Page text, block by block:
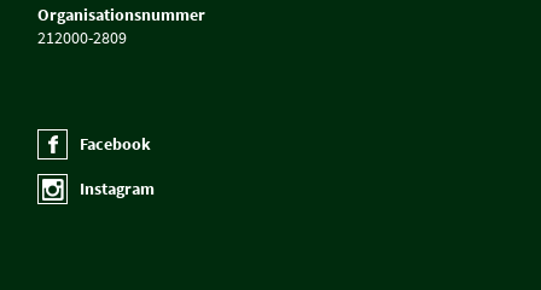
Organisationsnummer
212000-2809
Facebook
Instagram